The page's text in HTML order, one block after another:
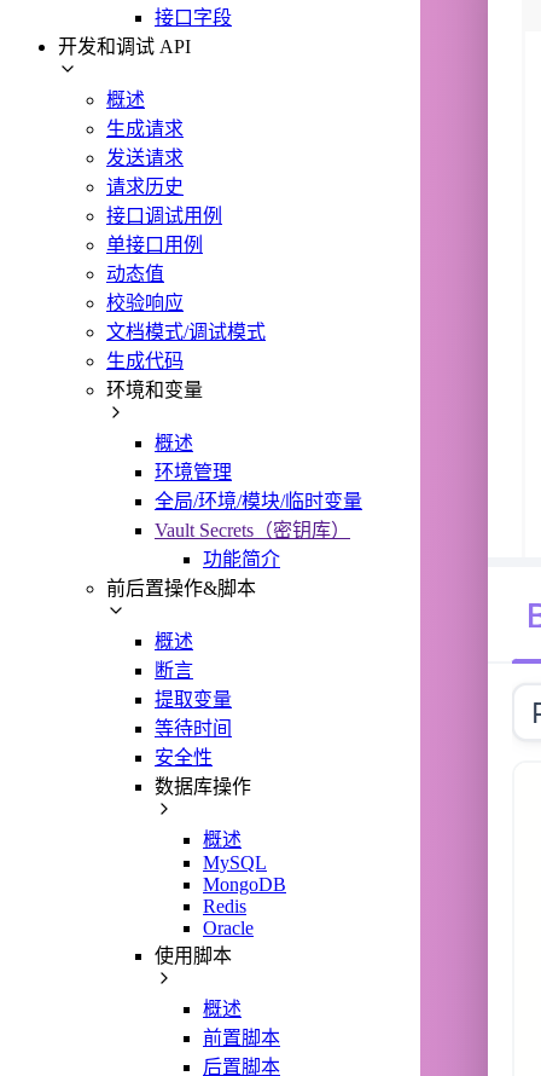
接口字段
开发和调试 API
概述
生成请求
发送请求
请求历史
接口调试用例
单接口用例
动态值
校验响应
文档模式/调试模式
生成代码
环境和变量
概述
环境管理
全局/环境/模块/临时变量
Vault Secrets（密钥库）
功能简介
前后置操作&脚本
概述
断言
提取变量
等待时间
安全性
数据库操作
概述
MySQL
MongoDB
Redis
Oracle
使用脚本
概述
前置脚本
后置脚本